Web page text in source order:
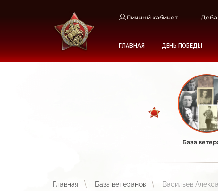
Личный кабинет
ГЛАВНАЯ ДЕНЬ ПОБЕДЫ
База
Главная База ветеранов Васильев